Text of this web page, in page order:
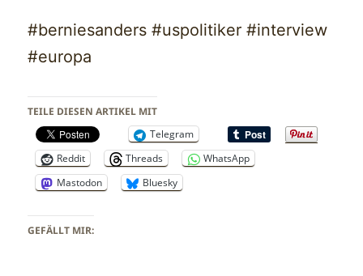
#berniesanders #uspolitiker #interview
#europa
TEILE DIESEN ARTIKEL MIT
Telegram
Reddit
Threads
WhatsApp
Mastodon
Bluesky
GEFÄLLT MIR: